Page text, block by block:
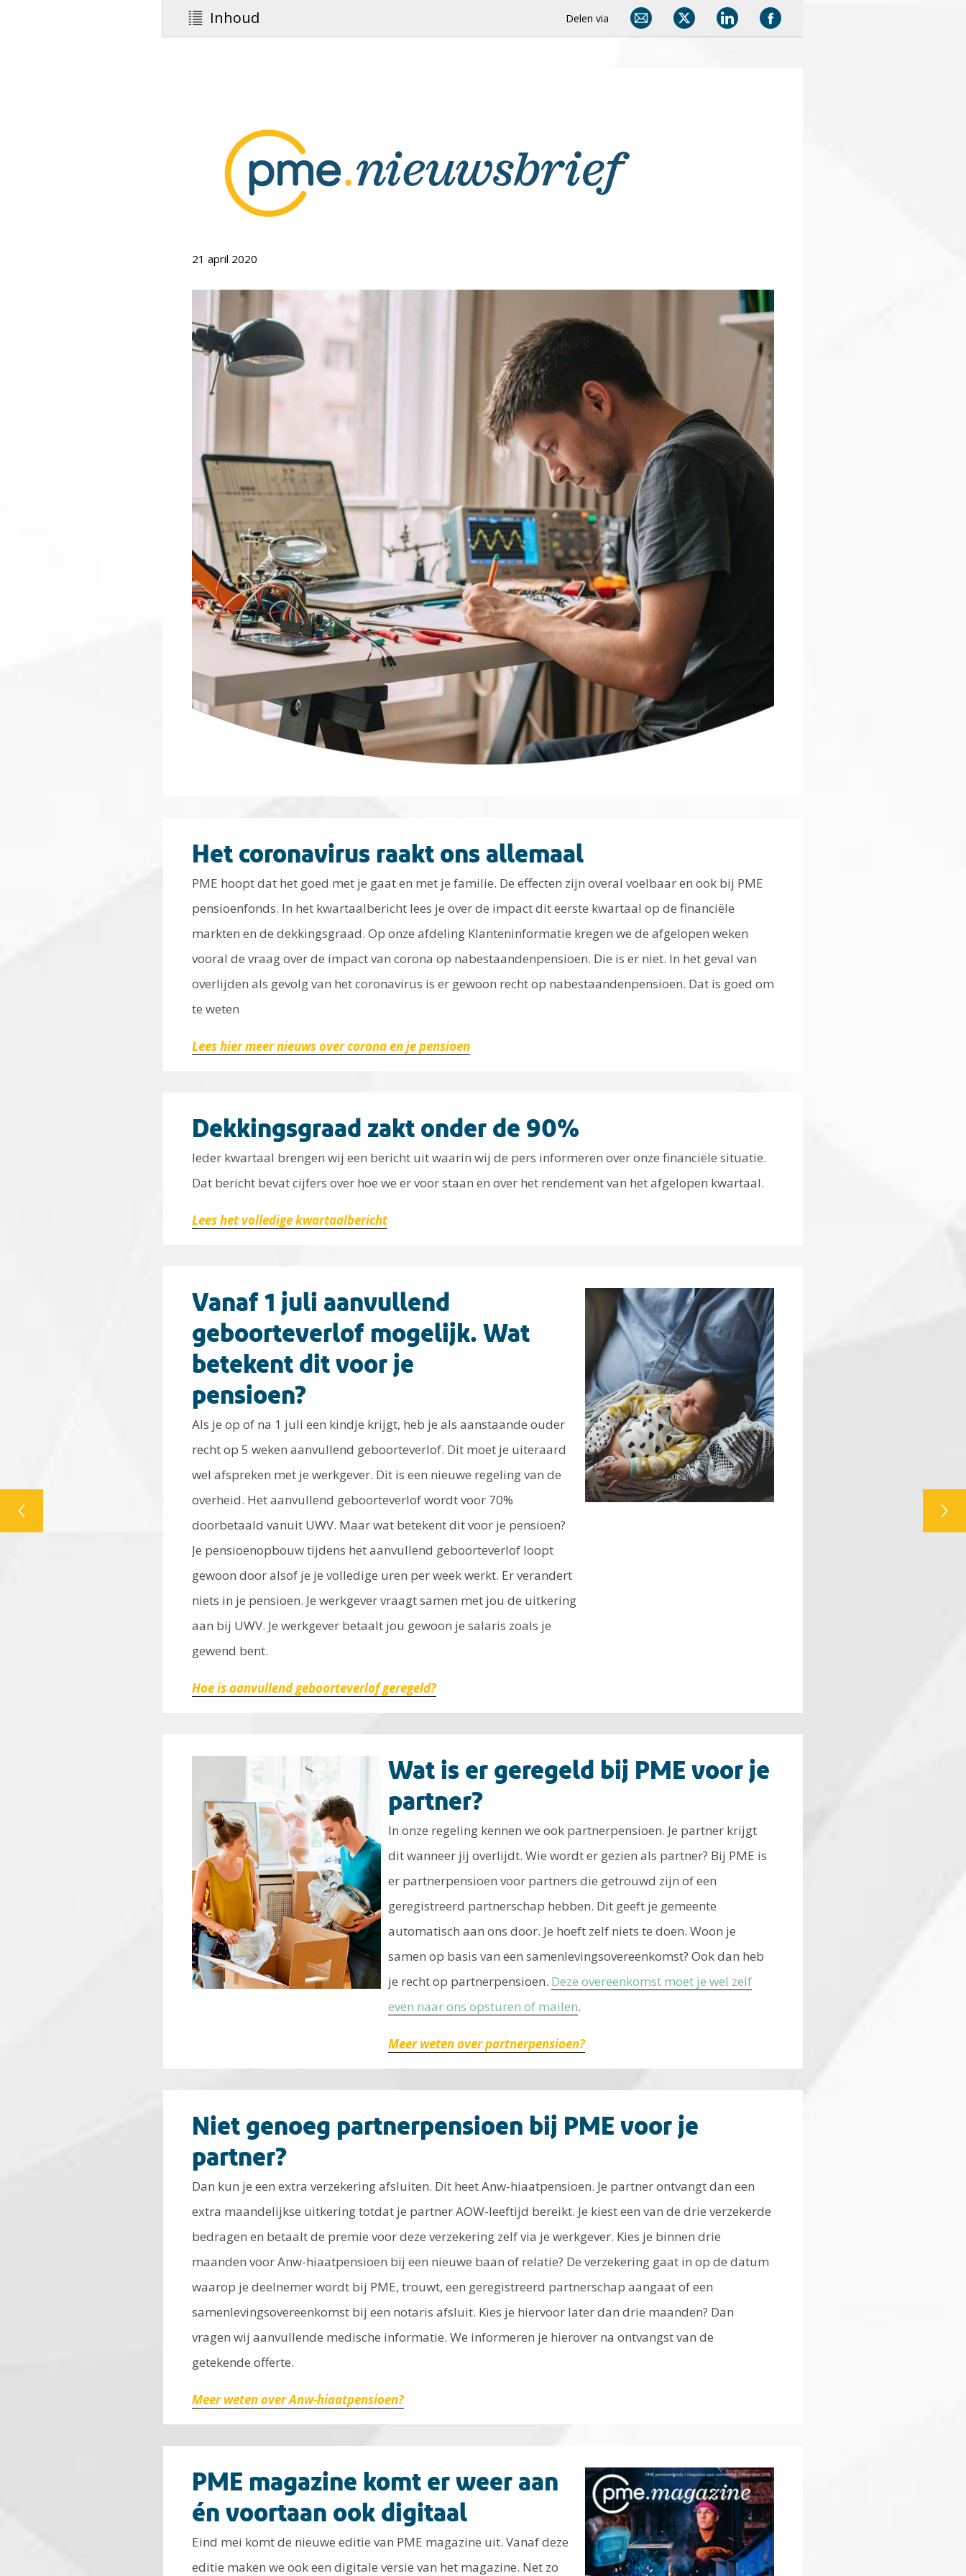
Inhoud Delen via
21 april 2020
Het coronavirus raakt ons allemaal
PME hoopt dat het goed met je gaat en met je familie. De effecten zijn overal voelbaar en ook bij PME
pensioenfonds. In het kwartaalbericht lees je over de impact dit eerste kwartaal op de financiële
markten en de dekkingsgraad. Op onze afdeling Klanteninformatie kregen we de afgelopen weken
vooral de vraag over de impact van corona op nabestaandenpensioen. Die is er niet. In het geval van
overlijden als gevolg van het coronavirus is er gewoon recht op nabestaandenpensioen. Dat is goed om
te weten
Lees hier meer nieuws over corona en je pensioen
Dekkingsgraad zakt onder de 90%
Ieder kwartaal brengen wij een bericht uit waarin wij de pers informeren over onze financiële situatie.
Dat bericht bevat cijfers over hoe we er voor staan en over het rendement van het afgelopen kwartaal.
Lees het volledige kwartaalbericht
Vanaf 1 juli aanvullend
geboorteverlof mogelijk. Wat
betekent dit voor je
pensioen?
Als je op of na 1 juli een kindje krijgt, heb je als aanstaande ouder
recht op 5 weken aanvullend geboorteverlof. Dit moet je uiteraard
wel afspreken met je werkgever. Dit is een nieuwe regeling van de
overheid. Het aanvullend geboorteverlof wordt voor 70%
doorbetaald vanuit UWV. Maar wat betekent dit voor je pensioen?
Je pensioenopbouw tijdens het aanvullend geboorteverlof loopt
gewoon door alsof je je volledige uren per week werkt. Er verandert
niets in je pensioen. Je werkgever vraagt samen met jou de uitkering
aan bij UWV. Je werkgever betaalt jou gewoon je salaris zoals je
gewend bent.
Hoe is aanvullend geboorteverlof geregeld?
Wat is er geregeld bij PME voor je
partner?
In onze regeling kennen we ook partnerpensioen. Je partner krijgt
dit wanneer jij overlijdt. Wie wordt er gezien als partner? Bij PME is
er partnerpensioen voor partners die getrouwd zijn of een
geregistreerd partnerschap hebben. Dit geeft je gemeente
automatisch aan ons door. Je hoeft zelf niets te doen. Woon je
samen op basis van een samenlevingsovereenkomst? Ook dan heb
je recht op partnerpensioen. Deze overeenkomst moet je wel zelf
even naar ons opsturen of mailen.
Meer weten over partnerpensioen?
Niet genoeg partnerpensioen bij PME voor je
partner?
Dan kun je een extra verzekering afsluiten. Dit heet Anw-hiaatpensioen. Je partner ontvangt dan een
extra maandelijkse uitkering totdat je partner AOW-leeftijd bereikt. Je kiest een van de drie verzekerde
bedragen en betaalt de premie voor deze verzekering zelf via je werkgever. Kies je binnen drie
maanden voor Anw-hiaatpensioen bij een nieuwe baan of relatie? De verzekering gaat in op de datum
waarop je deelnemer wordt bij PME, trouwt, een geregistreerd partnerschap aangaat of een
samenlevingsovereenkomst bij een notaris afsluit. Kies je hiervoor later dan drie maanden? Dan
vragen wij aanvullende medische informatie. We informeren je hierover na ontvangst van de
getekende offerte.
Meer weten over Anw-hiaatpensioen?
PME magazine komt er weer aan
én voortaan ook digitaal
Eind mei komt de nieuwe editie van PME magazine uit. Vanaf deze
editie maken we ook een digitale versie van het magazine. Net zo